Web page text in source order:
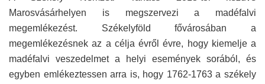
Marosvásárhelyen is megszervezi a madéfalvi
megemlékezést. Székelyföld fővárosában a
megemlékezésnek az a célja évről évre, hogy kiemelje a
madéfalvi veszedelmet a helyi események sorából, és
egyben emlékeztessen arra is, hogy 1762-1763 a székely